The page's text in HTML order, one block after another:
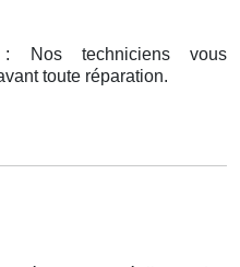
: Nos techniciens vous
toute réparation.